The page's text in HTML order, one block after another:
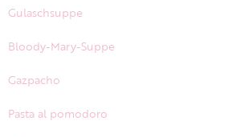
Gulaschsuppe
Bloody-Mary-Suppe
Gazpacho
Pasta al pomodoro